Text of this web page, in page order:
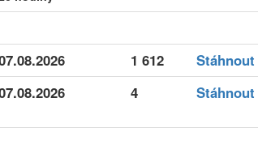
1 612 Stáhnout
4 Stáhnout